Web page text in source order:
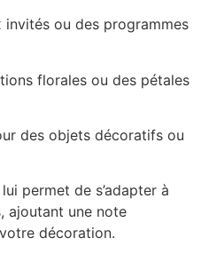
invités ou des programmes
florales ou des pétales
des objets décoratifs ou
permet de s’adapter à
ajoutant une note
décoration.